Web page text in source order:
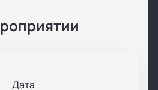
Дата